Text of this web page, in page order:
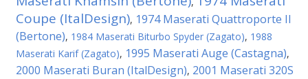
Coupe (ItalDesign), 1974 Maserati Quattroporte II
(Bertone), 1984 Maserati Biturbo Spyder (Zagato), 1988
Maserati Karif (Zagato), 1995 Maserati Auge (Castagna),
2000 Maserati Buran (ItalDesign), 2001 Maserati 320S